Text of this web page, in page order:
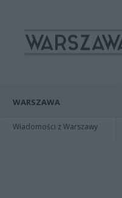
WARSZAWA
Wiadomości z Warszawy